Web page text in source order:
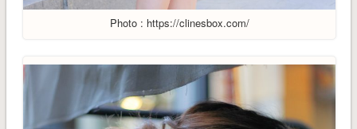
Photo : https://clinesbox.com/